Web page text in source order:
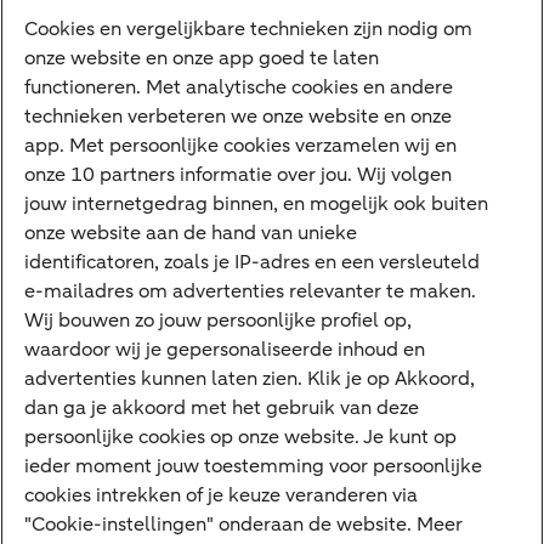
Diensten
VraagHugo
Corporate Finance
Tikkie zakelijk
Cyber Veilig & Zeker
Private Banking
Interessant
Sectoren & trends
Ondernemersverhalen
Valutacentrum
Alles over PSD2
Business Community
Cookies en vergelijkbare technieken zijn nodig om
onze website en onze app goed te laten
functioneren. Met analytische cookies en andere
technieken verbeteren we onze website en onze
app. Met persoonlijke cookies verzamelen wij en
onze 10 partners informatie over jou. Wij volgen
jouw internetgedrag binnen, en mogelijk ook buiten
onze website aan de hand van unieke
identificatoren, zoals je IP-adres en een versleuteld
e-mailadres om advertenties relevanter te maken.
Wij bouwen zo jouw persoonlijke profiel op,
waardoor wij je gepersonaliseerde inhoud en
advertenties kunnen laten zien. Klik je op Akkoord,
dan ga je akkoord met het gebruik van deze
persoonlijke cookies op onze website. Je kunt op
ieder moment jouw toestemming voor persoonlijke
cookies intrekken of je keuze veranderen via
"Cookie-instellingen" onderaan de website. Meer